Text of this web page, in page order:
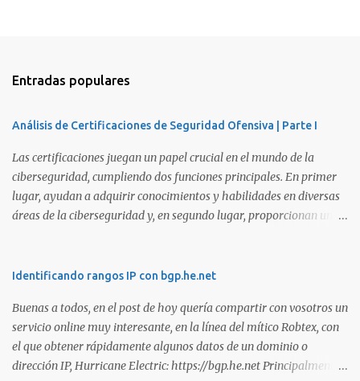
Entradas populares
Análisis de Certificaciones de Seguridad Ofensiva | Parte I
Las certificaciones juegan un papel crucial en el mundo de la
ciberseguridad, cumpliendo dos funciones principales. En primer
lugar, ayudan a adquirir conocimientos y habilidades en diversas
áreas de la ciberseguridad y, en segundo lugar, proporcionan una
certificaciones existentes hoy en día, elegir la adecuada puede
certificaciones que consideramos como opciones sólidas para
aquellos que desean especializarse en el área de la seguridad
ofensiva. Todas ellas son totalmente prácticas y su examen simula
un escenario real en el que se deben comprometer diversos activos,
Identificando rangos IP con bgp.he.net
Buenas a todos, en el post de hoy quería compartir con vosotros un
servicio online muy interesante, en la línea del mítico Robtex, con
el que obtener rápidamente algunos datos de un dominio o
dirección IP, Hurricane Electric: https://bgp.he.net Principalmente